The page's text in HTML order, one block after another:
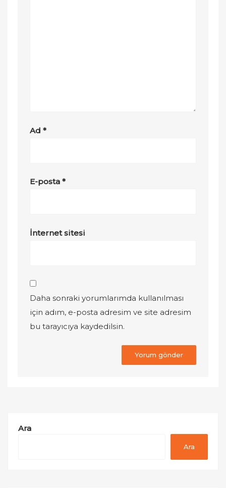
Ad*
E-posta*
İnternet sitesi
Daha sonraki yorumlarımda kullanılması
için adım, e-posta adresim ve site adresim
bu tarayıcıya kaydedilsin.
Ara
Ara